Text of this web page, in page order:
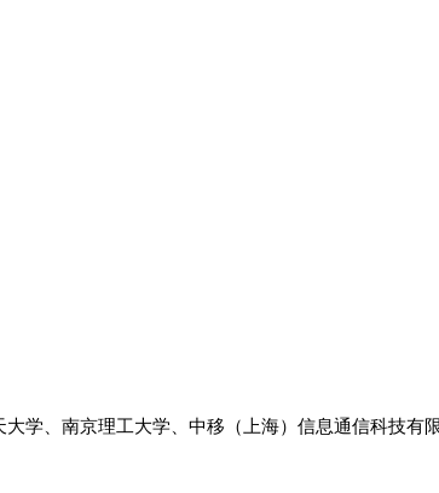
学、南京理工大学、中移（上海）信息通信科技有